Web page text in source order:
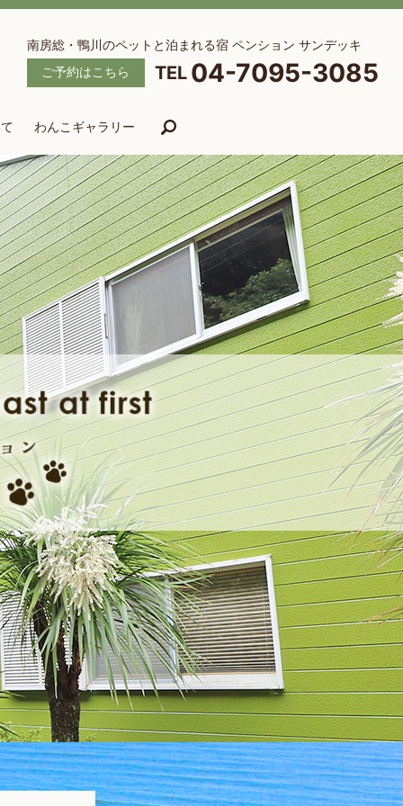
わんこギャラリー
南房総・鴨川のペットと泊まれる宿 ペンション サンデッキ
ご予約はこちら
04-7095-3085